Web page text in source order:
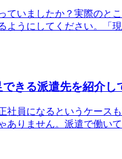
ていましたか？実際のと
ようにしてください。「
きる派遣先を紹介し
社員になるというケース
りません。派遣で働い